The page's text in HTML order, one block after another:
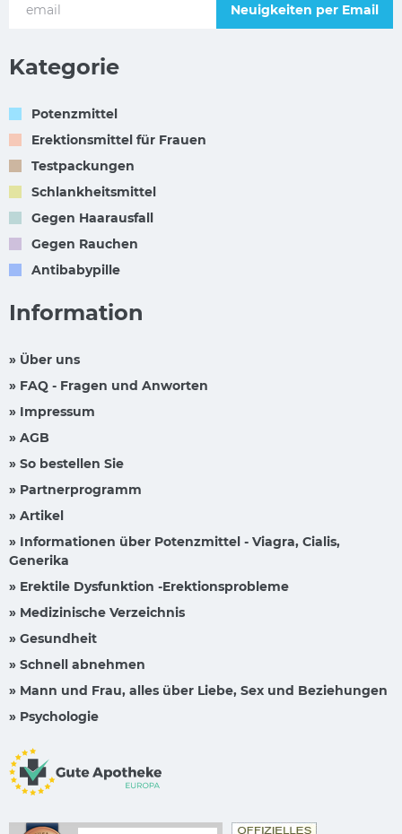
Neuigkeiten per Email
Kategorie
Potenzmittel
Erektionsmittel für Frauen
Testpackungen
Schlankheitsmittel
Gegen Haarausfall
Gegen Rauchen
Antibabypille
Information
» Über uns
» FAQ - Fragen und Anworten
» Impressum
» AGB
» So bestellen Sie
» Partnerprogramm
» Artikel
» Informationen über Potenzmittel - Viagra, Cialis,
Generika
» Erektile Dysfunktion -Erektionsprobleme
» Medizinische Verzeichnis
» Gesundheit
» Schnell abnehmen
» Mann und Frau, alles über Liebe, Sex und Beziehungen
» Psychologie